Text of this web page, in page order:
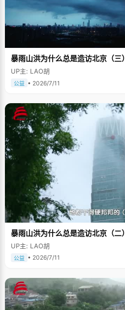
暴雨山洪为什么总是造访北京（三）
UP主: LAO胡
公益 • 2026/7/11
暴雨山洪为什么总是造访北京（二）
UP主: LAO胡
公益 • 2026/7/11